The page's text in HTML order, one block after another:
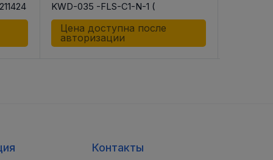
KWD-035 -FLS-C1-N-1 (
R165331422 KWD-035 -FLS-C1-N-1
(CS)
Цена доступна после
авторизации
Контакты